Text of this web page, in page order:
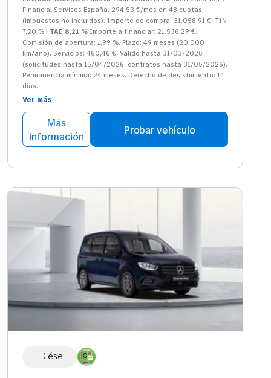
Financial Services España. 294,53 €/mes en 48 cuotas
(impuestos no incluidos). Importe de compra: 31.058,91 €. TIN
7,20 % | TAE 8,21 % Importe a financiar: 21.536,29 €.
Comisión de apertura: 1,99 %. Plazo: 49 meses (20.000
km/año). Servicios: 460,46 €. Válido hasta 31/03/2026
(solicitudes hasta 15/04/2026, contratos hasta 31/05/2026).
Permanencia mínima: 24 meses. Derecho de desistimiento: 14
días.
Ver más
Más
información
Probar vehículo
Diésel